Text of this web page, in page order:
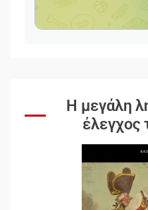
Η μεγάλη
έλεγχος